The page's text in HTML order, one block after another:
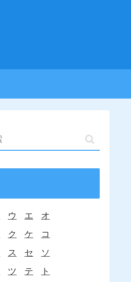
ウ エ
オ
ク ケ
コ
ス セ
ソ
ツ テ
ト